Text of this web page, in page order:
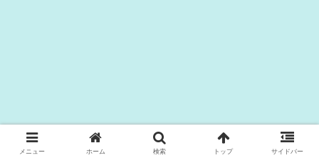
メニュー ホーム 検索 トップ サイドバー